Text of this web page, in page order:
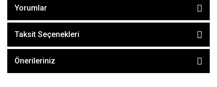
Yorumlar
Taksit Seçenekleri
Önerileriniz